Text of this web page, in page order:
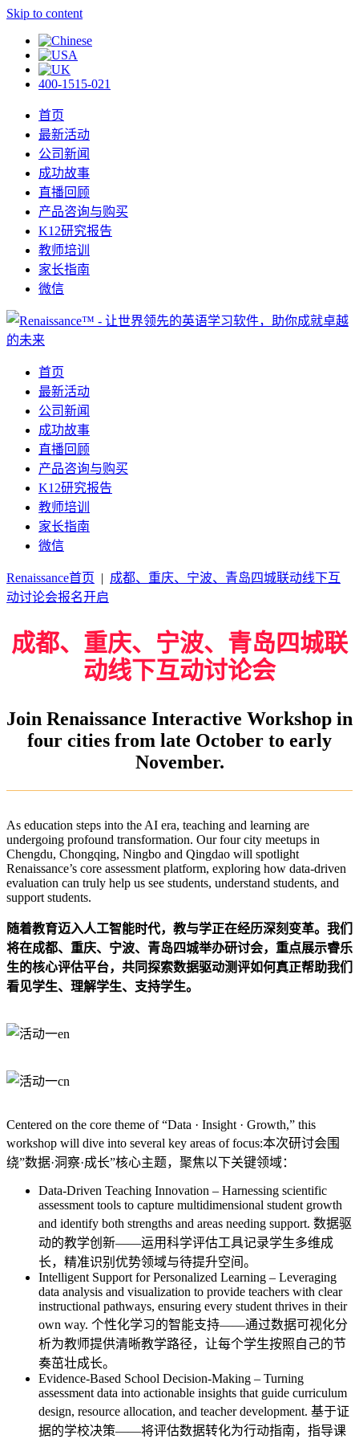
Skip to content
400-1515-021
首页
最新活动
公司新闻
成功故事
直播回顾
产品咨询与购买
K12研究报告
教师培训
家长指南
微信
首页
最新活动
公司新闻
成功故事
直播回顾
产品咨询与购买
K12研究报告
教师培训
家长指南
微信
Renaissance首页 | 成都、重庆、宁波、青岛四城联动线下互
动讨论会报名开启
成都、重庆、宁波、青岛四城联
动线下互动讨论会
Join Renaissance Interactive Workshop in
four cities from late October to early
November.
As education steps into the AI era, teaching and learning are
undergoing profound transformation. Our four city meetups in
Chengdu, Chongqing, Ningbo and Qingdao will spotlight
Renaissance’s core assessment platform, exploring how data-driven
evaluation can truly help us see students, understand students, and
support students.
随着教育迈入人工智能时代，教与学正在经历深刻变革。我们
将在成都、重庆、宁波、青岛四城举办研讨会，重点展示睿乐
生的核心评估平台，共同探索数据驱动测评如何真正帮助我们
看见学生、理解学生、支持学生。
Centered on the core theme of “Data · Insight · Growth,” this
workshop will dive into several key areas of focus:本次研讨会围
绕”数据·洞察·成长”核心主题，聚焦以下关键领域：
Data-Driven Teaching Innovation – Harnessing scientific
assessment tools to capture multidimensional student growth
and identify both strengths and areas needing support. 数据驱
动的教学创新——运用科学评估工具记录学生多维成
长，精准识别优势领域与待提升空间。
Intelligent Support for Personalized Learning – Leveraging
data analysis and visualization to provide teachers with clear
instructional pathways, ensuring every student thrives in their
own way. 个性化学习的智能支持——通过数据可视化分
析为教师提供清晰教学路径，让每个学生按照自己的节
奏茁壮成长。
Evidence-Based School Decision-Making – Turning
assessment data into actionable insights that guide curriculum
design, resource allocation, and teacher development. 基于证
据的学校决策——将评估数据转化为行动指南，指导课